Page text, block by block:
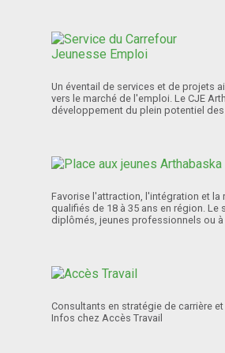
Un éventail de services et de projets
vers le marché de l'emploi. Le CJE
développement du plein potentiel des
Favorise l'attraction, l'intégration et la
qualifiés de 18 à 35 ans en région. Le
diplômés, jeunes professionnels ou à
Consultants en stratégie de carrière
Infos chez Accès Travail